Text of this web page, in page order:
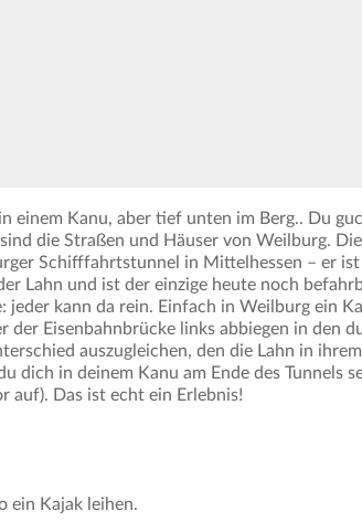
einem Kanu, aber tief unten im Berg.. Du
die Straßen und Häuser von Weilburg.
Schifffahrtstunnel in Mittelhessen – er
Lahn und ist der einzige heute noch
kann da rein. Einfach in Weilburg ein
der Eisenbahnbrücke links abbiegen in den
auszugleichen, den die Lahn in ihrem
dich in deinem Kanu am Ende des Tunnels
auf). Das ist echt ein Erlebnis!
ein Kajak leihen.